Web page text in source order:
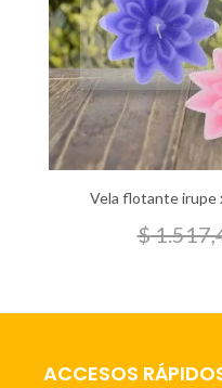
Vela flotante irupe
$
ACCESOS